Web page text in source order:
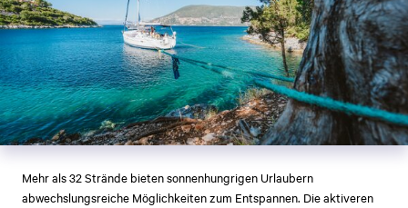
Mehr als 32 Strände bieten sonnenhungrigen Urlaubern
abwechslungsreiche Möglichkeiten zum Entspannen. Die aktiveren